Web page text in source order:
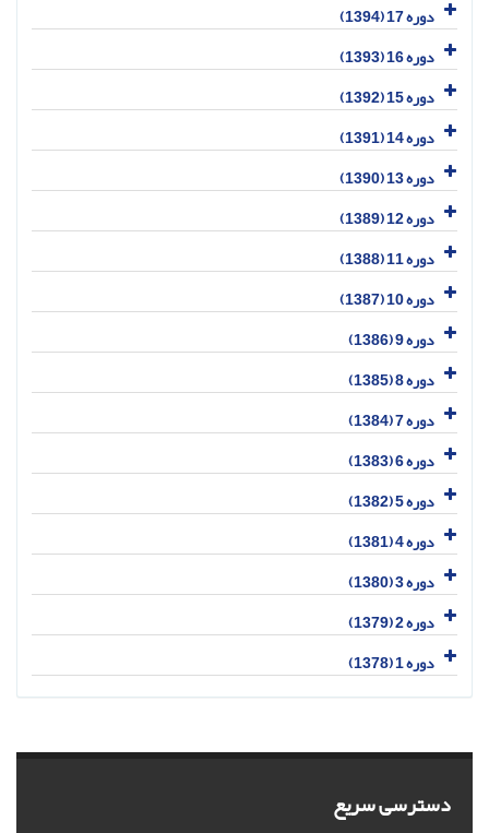
دوره 17 (1394)
دوره 16 (1393)
دوره 15 (1392)
دوره 14 (1391)
دوره 13 (1390)
دوره 12 (1389)
دوره 11 (1388)
دوره 10 (1387)
دوره 9 (1386)
دوره 8 (1385)
دوره 7 (1384)
دوره 6 (1383)
دوره 5 (1382)
دوره 4 (1381)
دوره 3 (1380)
دوره 2 (1379)
دوره 1 (1378)
دسترسی سریع